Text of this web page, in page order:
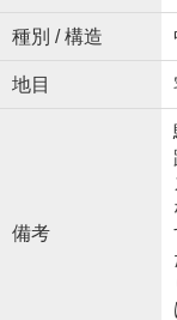
種別 / 構造
地目
備考